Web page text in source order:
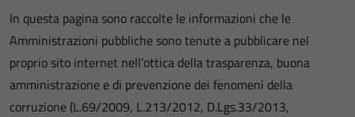
In questa pagina sono raccolte le informazioni che le
Amministrazioni pubbliche sono tenute a pubblicare nel
proprio sito internet nell’ottica della trasparenza, buona
amministrazione e di prevenzione dei fenomeni della
corruzione (L.69/2009, L.213/2012, D.Lgs.33/2013,